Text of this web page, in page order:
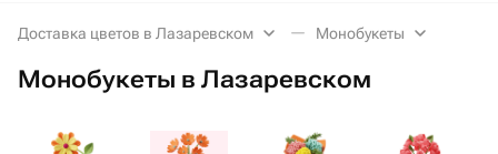
Доставка цветов в Лазаревском Монобукеты
Монобукеты в Лазаревском